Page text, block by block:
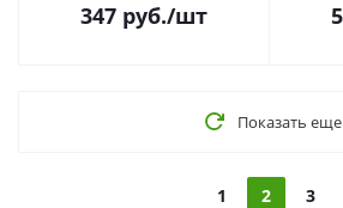
347 руб./шт
Показать еще
1 2 3